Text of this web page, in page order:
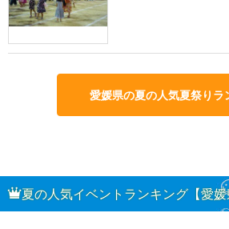
愛媛県の夏の人気夏祭りラ
夏の人気イベントランキング【愛媛